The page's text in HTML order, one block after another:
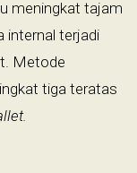
meningkat tajam
internal terjadi
Metode
tiga teratas